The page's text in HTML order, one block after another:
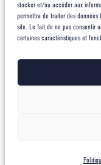
stocker et/ou accéder aux
permettra de traiter des
site. Le fait de ne pas consentir
certaines caractéristiques et
A 8h30, nous
même si notre voie
même plus agréable
plus tard nous
La descente jusqu’à